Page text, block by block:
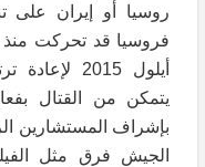
روسيا أو إيران على
فروسيا قد تحركت
أيلول
يتمكن من القتال
بإشراف المستشارين
الجيش فرق مثل